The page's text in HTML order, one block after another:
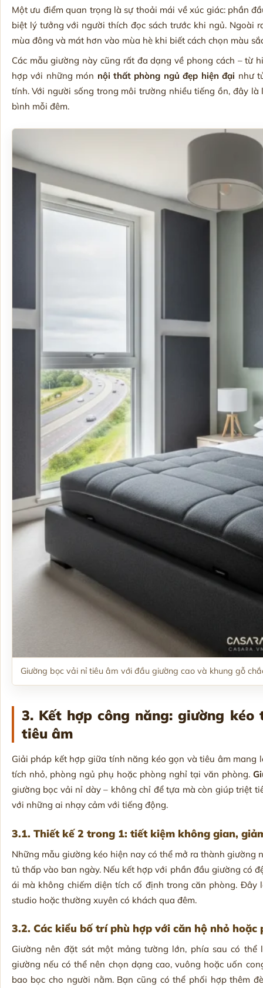
Một ưu điểm quan trọng là sự thoải mái về xúc giác: phần
biệt lý tưởng với người thích đọc sách trước khi ngủ. Ngoài
mùa đông và mát hơn vào mùa hè khi biết cách chọn màu
Các mẫu giường này cũng rất đa dạng về phong cách – từ
hợp với những món nội thất phòng ngủ đẹp hiện đại như
tính. Với người sống trong môi trường nhiều tiếng ồn, đây
bình mỗi đêm.
Giường bọc vải nỉ tiêu âm với đầu giường cao và khung gỗ
3. Kết hợp công năng: giường
tiêu âm
Giải pháp kết hợp giữa tính năng kéo gọn và tiêu âm
tích nhỏ, phòng ngủ phụ hoặc phòng nghỉ tại văn phòng.
giường bọc vải nỉ dày – không chỉ để tựa mà còn giúp triệt
với những ai nhạy cảm với tiếng động.
3.1. Thiết kế 2 trong 1: tiết kiệm không gian,
Những mẫu giường kéo hiện nay có thể mở ra thành
tủ thấp vào ban ngày. Nếu kết hợp với phần đầu giường có
ái mà không chiếm diện tích cố định trong căn phòng.
studio hoặc thường xuyên có khách qua đêm.
3.2. Các kiểu bố trí phù hợp với căn hộ nhỏ hoặc
Giường nên đặt sát một mảng tường lớn, phía sau có
giường nếu có thể nên chọn dạng cao, vuông hoặc uốn
bao bọc cho người nằm. Bạn cũng có thể phối hợp thêm